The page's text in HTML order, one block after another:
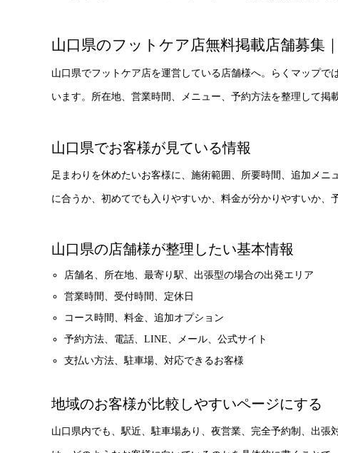
山口県のフットケア店無料掲載店舗募集
山口県でフットケア店を運営している店舗様へ。らくマップ
います。所在地、営業時間、メニュー、予約方法を整理して掲
山口県でお客様が見ている情報
足まわりを休めたいお客様に、施術範囲、所要時間、追加メ
に合うか、初めてでも入りやすいか、料金が分かりやすいか、
山口県の店舗様が整理したい基本情報
店舗名、所在地、最寄り駅、出張型の場合の出発エリア
営業時間、受付時間、定休日
コース時間、料金、追加オプション
予約方法、電話、LINE、メール、公式サイト
支払い方法、駐車場、対応できるお客様
地域のお客様が比較しやすいページにする
山口県内でも、駅近、駐車場あり、夜営業、完全予約制、出